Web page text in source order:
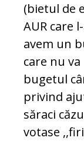
(bietul de
AUR care
avem un
care nu va
bugetul
privind
săraci
votase